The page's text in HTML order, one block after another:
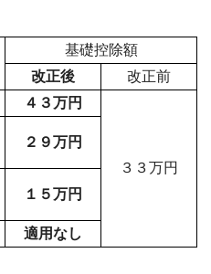
基礎控除額
改正後
改正前
４３万円
３３万円
２９万円
１５万円
適用なし